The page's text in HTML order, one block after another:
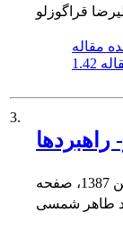
قراگوزلو
مقاله
3.
طاهر شمسی